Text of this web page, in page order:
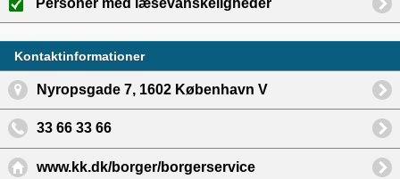
Kontaktinformationer
Nyropsgade 7, 1602 København V
33 66 33 66
www.kk.dk/borger/borgerservice